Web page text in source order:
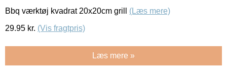
Bbq værktøj kvadrat 20x20cm grill (Læs mere)
29.95 kr. (Vis fragtpris)
Læs mere »